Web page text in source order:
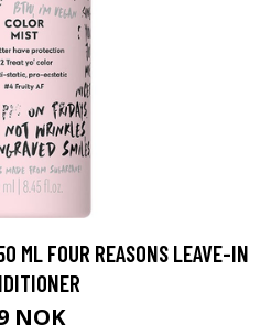
ML FOUR REASONS LEAVE-IN
NOK